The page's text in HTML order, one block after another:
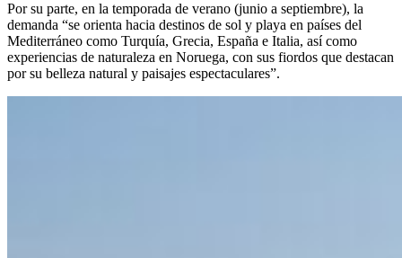
Por su parte, en la temporada de verano (junio a septiembre), la
demanda “se orienta hacia destinos de sol y playa en países del
Mediterráneo como Turquía, Grecia, España e Italia, así como
experiencias de naturaleza en Noruega, con sus fiordos que destacan
por su belleza natural y paisajes espectaculares”.